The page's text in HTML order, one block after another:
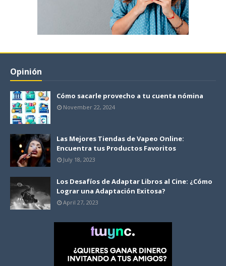
Opinión
Cómo sacarle provecho a tu cuenta nómina
November 22, 2024
Las Mejores Tiendas de Vapeo Online:
Encuentra tus Productos Favoritos
July 18, 2023
Los Desafíos de Adaptar Libros al Cine: ¿Cómo
Lograr una Adaptación Exitosa?
April 27, 2023